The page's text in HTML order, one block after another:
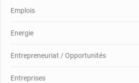
Emplois
Energie
Entrepreneuriat / Opportunités
Entreprises